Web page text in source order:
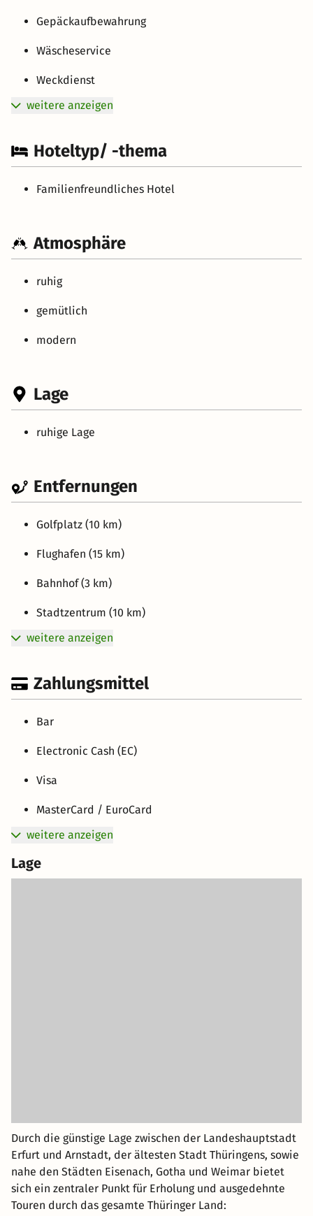
Gepäckaufbewahrung
Wäscheservice
Weckdienst
weitere anzeigen
Hoteltyp/ -thema
Familienfreundliches Hotel
Atmosphäre
ruhig
gemütlich
modern
Lage
ruhige Lage
Entfernungen
Golfplatz (10 km)
Flughafen (15 km)
Bahnhof (3 km)
Stadtzentrum (10 km)
weitere anzeigen
Zahlungsmittel
Bar
Electronic Cash (EC)
Visa
MasterCard / EuroCard
weitere anzeigen
Lage
Durch die günstige Lage zwischen der Landeshauptstadt
Erfurt und Arnstadt, der ältesten Stadt Thüringens, sowie
nahe den Städten Eisenach, Gotha und Weimar bietet
sich ein zentraler Punkt für Erholung und ausgedehnte
Touren durch das gesamte Thüringer Land: